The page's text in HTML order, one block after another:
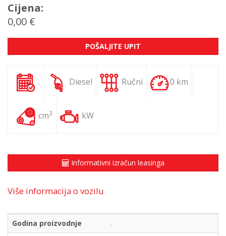
Cijena:
0,00 €
POŠALJITE UPIT
. Diesel Ručni 0 km
cm3 kW
Informativni izračun leasinga
Više informacija o vozilu
Godina proizvodnje
.